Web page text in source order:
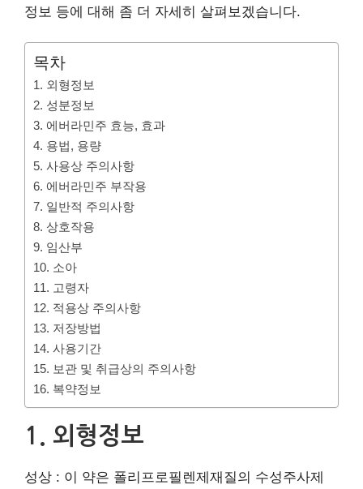
정보 등에 대해 좀 더 자세히 살펴보겠습니다.
목차
1. 외형정보
2. 성분정보
3. 에버라민주 효능, 효과
4. 용법, 용량
5. 사용상 주의사항
6. 에버라민주 부작용
7. 일반적 주의사항
8. 상호작용
9. 임산부
10. 소아
11. 고령자
12. 적용상 주의사항
13. 저장방법
14. 사용기간
15. 보관 및 취급상의 주의사항
16. 복약정보
1. 외형정보
성상 : 이 약은 폴리프로필렌제재질의 수성주사제